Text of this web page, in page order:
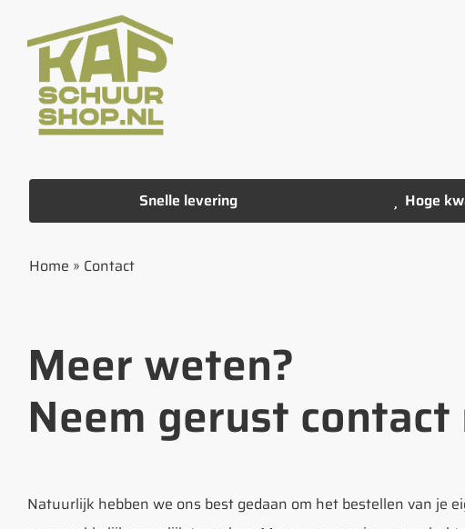
naar
Snelle levering Hoge
Home » Contact
Meer weten?
Neem gerust
Natuurlijk hebben we ons best gedaan om het bestellen van je